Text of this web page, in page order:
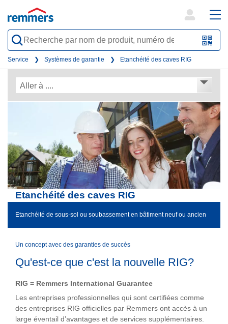
QR-
oder
search
form
Service Systèmes de garantie Etanchéité des caves RIG
Aller à ....
Etanchéité des caves RIG
Etanchéité de sous-sol ou soubassement en bâtiment neuf ou ancien
Un concept avec des garanties de succès
Qu'est-ce que c'est la nouvelle RIG?
RIG = Remmers International Guarantee
Les entreprises professionnelles qui sont certifiées comme
des entreprises RIG officielles par Remmers ont accès à un
large éventail d’avantages et de services supplémentaires.